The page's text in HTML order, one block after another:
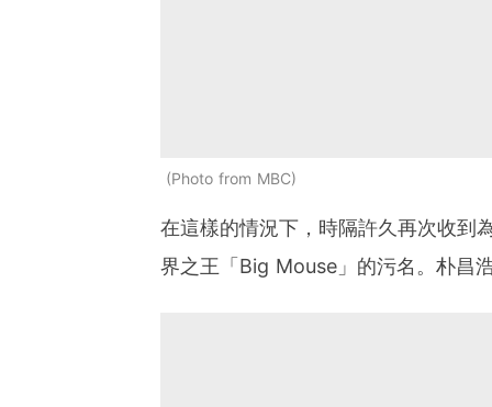
Photo from MBC
在這樣的情況下，時隔許久再次收到
界之王「Big Mouse」的污名。朴昌